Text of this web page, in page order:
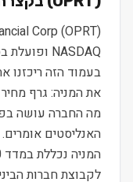
בעמוד הזה ריכזנו
את המניה: גרף
מה החברה עושה
האנליסטים
לקבוצת חברות